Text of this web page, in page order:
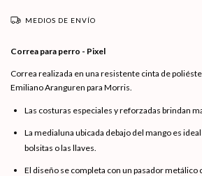
MEDIOS DE ENVÍO
Correa para perro - Pixel
Correa realizada en una resistente cinta de
Emiliano Aranguren para Morris.
Las costuras especiales y reforzadas brindan
La medialuna ubicada debajo del mango es
bolsitas o las llaves.
El diseño se completa con un pasador metálico